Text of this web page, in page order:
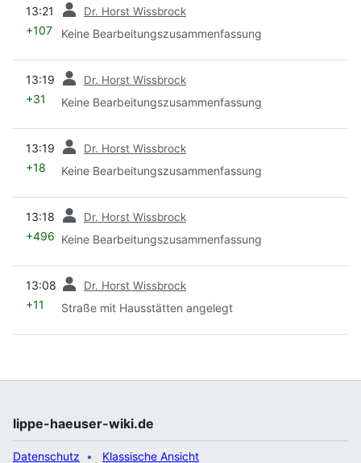
13:21 Dr. Horst Wissbrock
+107 Keine Bearbeitungszusammenfassung
13:19 Dr. Horst Wissbrock
+31 Keine Bearbeitungszusammenfassung
13:19 Dr. Horst Wissbrock
+18 Keine Bearbeitungszusammenfassung
13:18 Dr. Horst Wissbrock
+496 Keine Bearbeitungszusammenfassung
13:08 Dr. Horst Wissbrock
+11 Straße mit Hausstätten angelegt
lippe-haeuser-wiki.de
Datenschutz Klassische Ansicht